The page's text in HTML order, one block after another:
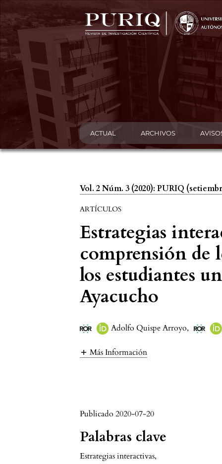
ACTUAL ARCHIVOS
Vol. 2 Núm. 3 (2020): PURIQ
ARTÍCULOS
Estrategias
comprensión de
los estudiantes
Ayacucho
Adolfo Quispe Arroyo,
Más Información
Publicado 2020-07-20
Palabras clave
Estrategias interactivas,